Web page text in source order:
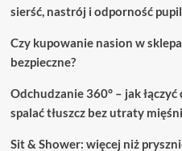
sierść, nastrój i odporność
Czy kupowanie nasion w
bezpieczne?
Odchudzanie 360° – jak
spalać tłuszcz bez utraty mięśni
Sit & Shower: więcej niż